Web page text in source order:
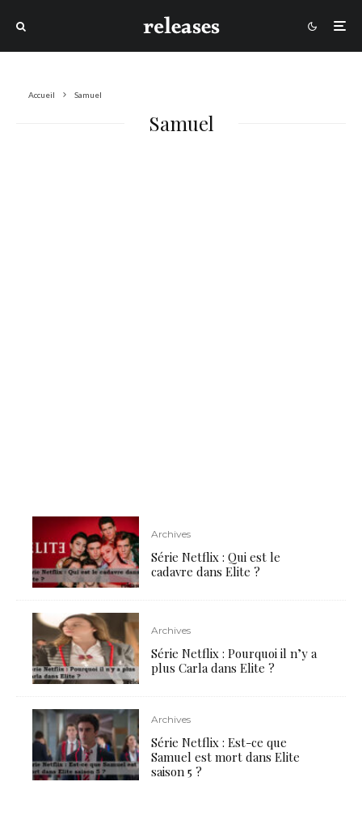
Accueil Samuel
Samuel
Archives
Série Netflix : Qui est le
cadavre dans Elite ?
Archives
Série Netflix : Pourquoi il n’y a
plus Carla dans Elite ?
Archives
Série Netflix : Est-ce que
Samuel est mort dans Elite
saison 5 ?